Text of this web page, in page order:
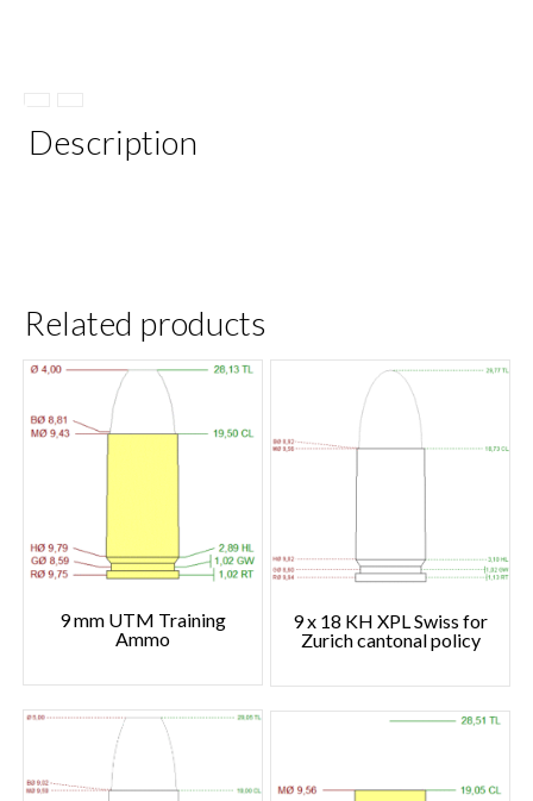
Description
Related products
9 mm UTM Training
Ammo
9 x 18 KH XPL Swiss for
Zurich cantonal policy